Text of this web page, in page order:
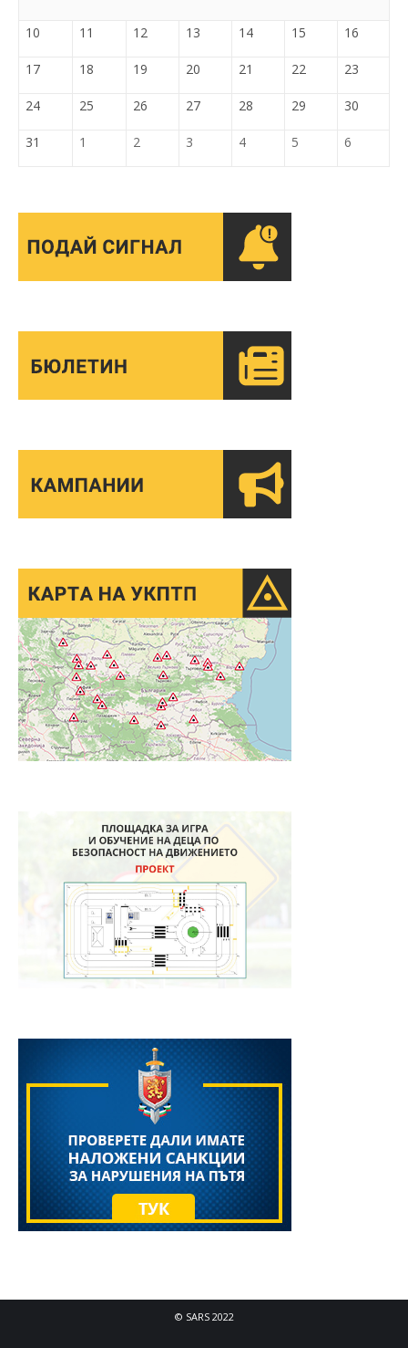
10 11 12 13 14 15 16
17 18 19 20 21 22 23
24 25 26 27 28 29 30
31 1 2 3 4 5 6
© SARS 2022